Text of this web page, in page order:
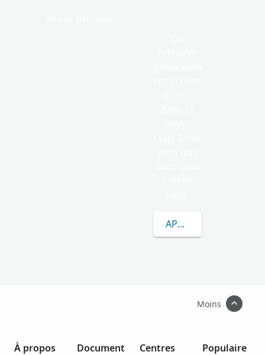
APPRENEZ-EN
Moins
À propos
Document
Centres
Populaire